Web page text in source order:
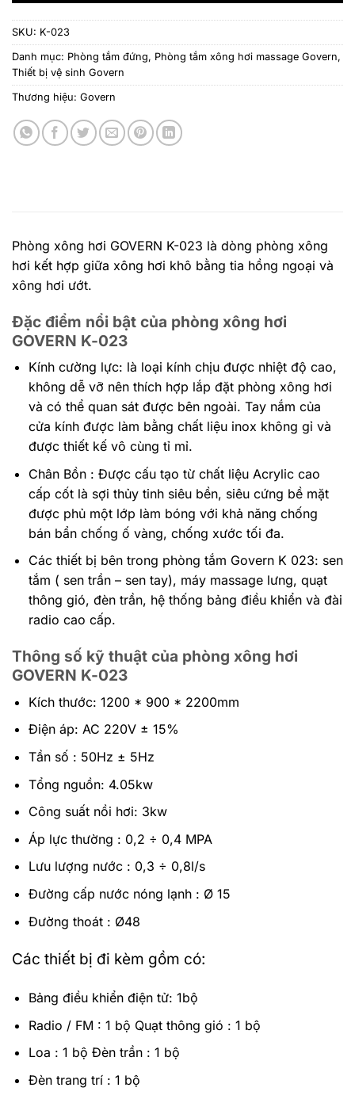
SKU: K-023
Danh mục: Phòng tắm đứng, Phòng tắm xông hơi massage Govern,
Thiết bị vệ sinh Govern
Thương hiệu: Govern
Phòng xông hơi GOVERN K-023 là dòng phòng xông
hơi kết hợp giữa xông hơi khô bằng tia hồng ngoại và
xông hơi ướt.
Đặc điểm nổi bật của phòng xông hơi
GOVERN K-023
Kính cường lực: là loại kính chịu được nhiệt độ cao,
không dễ vỡ nên thích hợp lắp đặt phòng xông hơi
và có thể quan sát được bên ngoài. Tay nắm của
cửa kính được làm bằng chất liệu inox không gỉ và
được thiết kế vô cùng tỉ mỉ.
Chân Bồn : Được cấu tạo từ chất liệu Acrylic cao
cấp cốt là sợi thủy tinh siêu bền, siêu cứng bề mặt
được phủ một lớp làm bóng với khả năng chống
bán bẩn chống ố vàng, chống xước tối đa.
Các thiết bị bên trong phòng tắm Govern K 023: sen
tắm ( sen trần – sen tay), máy massage lưng, quạt
thông gió, đèn trần, hệ thống bảng điều khiển và đài
radio cao cấp.
Thông số kỹ thuật của phòng xông hơi
GOVERN K-023
Kích thước: 1200 * 900 * 2200mm
Điện áp: AC 220V ± 15%
Tần số : 50Hz ± 5Hz
Tổng nguồn: 4.05kw
Công suất nồi hơi: 3kw
Áp lực thường : 0,2 ÷ 0,4 MPA
Lưu lượng nước : 0,3 ÷ 0,8l/s
Đường cấp nước nóng lạnh : Ø 15
Đường thoát : Ø48
Các thiết bị đi kèm gồm có:
Bảng điều khiển điện tử: 1bộ
Radio / FM : 1 bộ Quạt thông gió : 1 bộ
Loa : 1 bộ Đèn trần : 1 bộ
Đèn trang trí : 1 bộ